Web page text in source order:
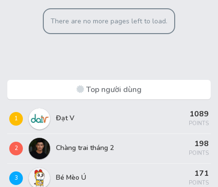
There are no more pages left to load.
Top người dùng
1 Đạt V 1089
POINTS
2 Chàng trai tháng 2 198
POINTS
3 Bé Mèo Ú 171
POINTS